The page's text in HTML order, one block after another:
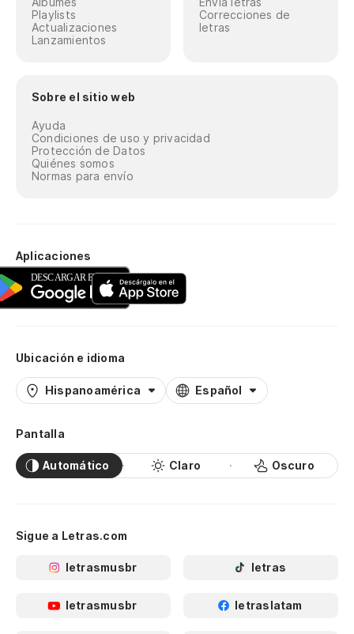
Playlists
Actualizaciones
Lanzamientos
Correcciones de
letras
Sobre el sitio web
Ayuda
Condiciones de uso y privacidad
Protección de Datos
Quiénes somos
Normas para envío
Aplicaciones
Ubicación e idioma
Hispanoamérica Español
Pantalla
Automático Claro Oscuro
Sigue a Letras.com
letrasmusbr letras
letrasmusbr letraslatam